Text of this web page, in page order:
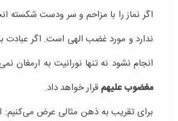
اگر نماز را با مزاحم و سر ودست شکسته
ندارد و مورد غضب الهی است. اگر عبادت
انجام نشود نه تنها نورانیت به ارمغان
مغضوب علیهم قرار خواهد داد.
برای تقریب به ذهن مثالی عرض می‌کنیم: